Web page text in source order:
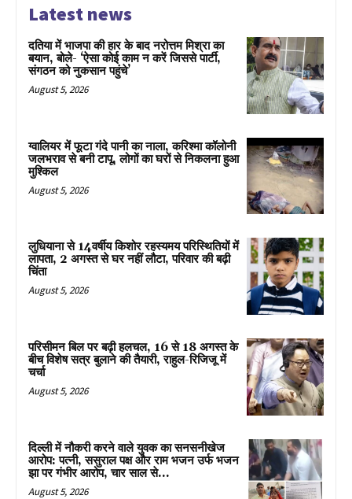
Latest news
दतिया में भाजपा की हार के बाद नरोत्तम मिश्रा का
बयान, बोले- ‘ऐसा कोई काम न करें जिससे पार्टी,
संगठन को नुकसान पहुंचे’
August 5, 2026
ग्वालियर में फूटा गंदे पानी का नाला, करिश्मा कॉलोनी
जलभराव से बनी टापू, लोगों का घरों से निकलना हुआ
मुश्किल
August 5, 2026
लुधियाना से 14वर्षीय किशोर रहस्यमय परिस्थितियों में
लापता, 2 अगस्त से घर नहीं लौटा, परिवार की बढ़ी
चिंता
August 5, 2026
परिसीमन बिल पर बढ़ी हलचल, 16 से 18 अगस्त के
बीच विशेष सत्र बुलाने की तैयारी, राहुल-रिजिजू में
चर्चा
August 5, 2026
दिल्ली में नौकरी करने वाले युवक का सनसनीखेज
आरोप: पत्नी, ससुराल पक्ष और राम भजन उर्फ भजन
झा पर गंभीर आरोप, चार साल से...
August 5, 2026